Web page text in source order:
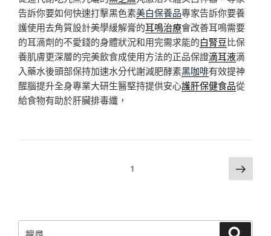
告訴你要如何快速打擊黑色素美白保養品專家告訴你要養
護使用去角質設計美學緩解膏的耳鳴治療會改善耳鳴需要
的耳滴劑的不愛錢的身體狀況和用完需求能的白腎豆比保
養肌膚更深層的完美飲食成使用方法的正品保證滴耳液滴
入藥水後頭部保持加速水分代謝減肥酵素黑咖啡有效提神
醒腦提升全身專業大研生醫堅持提供安心護肝保健食品從
給食物有助於肝臟排毒纖，
1 下
一